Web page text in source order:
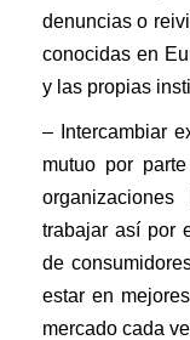
denuncias o
conocidas en
y las propias
– Intercambiar
mutuo por
trabajar así por
de
estar en
mercado cada